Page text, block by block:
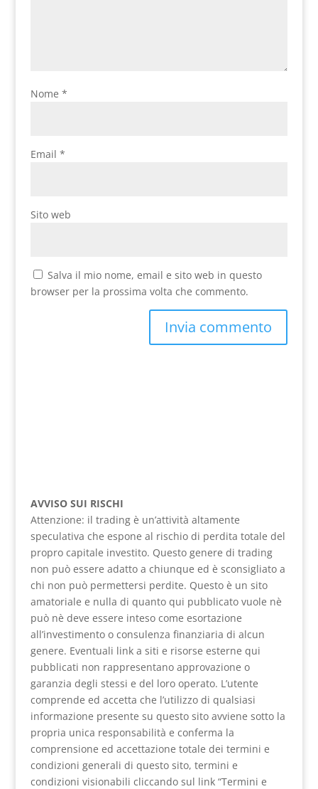
Nome *
Email *
Sito web
Salva il mio nome, email e sito web in questo
browser per la prossima volta che commento.
AVVISO SUI RISCHI
Attenzione: il trading è un’attività altamente
speculativa che espone al rischio di perdita totale del
propro capitale investito. Questo genere di trading
non può essere adatto a chiunque ed è sconsigliato a
chi non può permettersi perdite. Questo è un sito
amatoriale e nulla di quanto qui pubblicato vuole nè
può nè deve essere inteso come esortazione
all’investimento o consulenza finanziaria di alcun
genere. Eventuali link a siti e risorse esterne qui
pubblicati non rappresentano approvazione o
garanzia degli stessi e del loro operato. L’utente
comprende ed accetta che l’utilizzo di qualsiasi
informazione presente su questo sito avviene sotto la
propria unica responsabilità e conferma la
comprensione ed accettazione totale dei termini e
condizioni generali di questo sito, termini e
condizioni visionabili cliccando sul link “Termini e